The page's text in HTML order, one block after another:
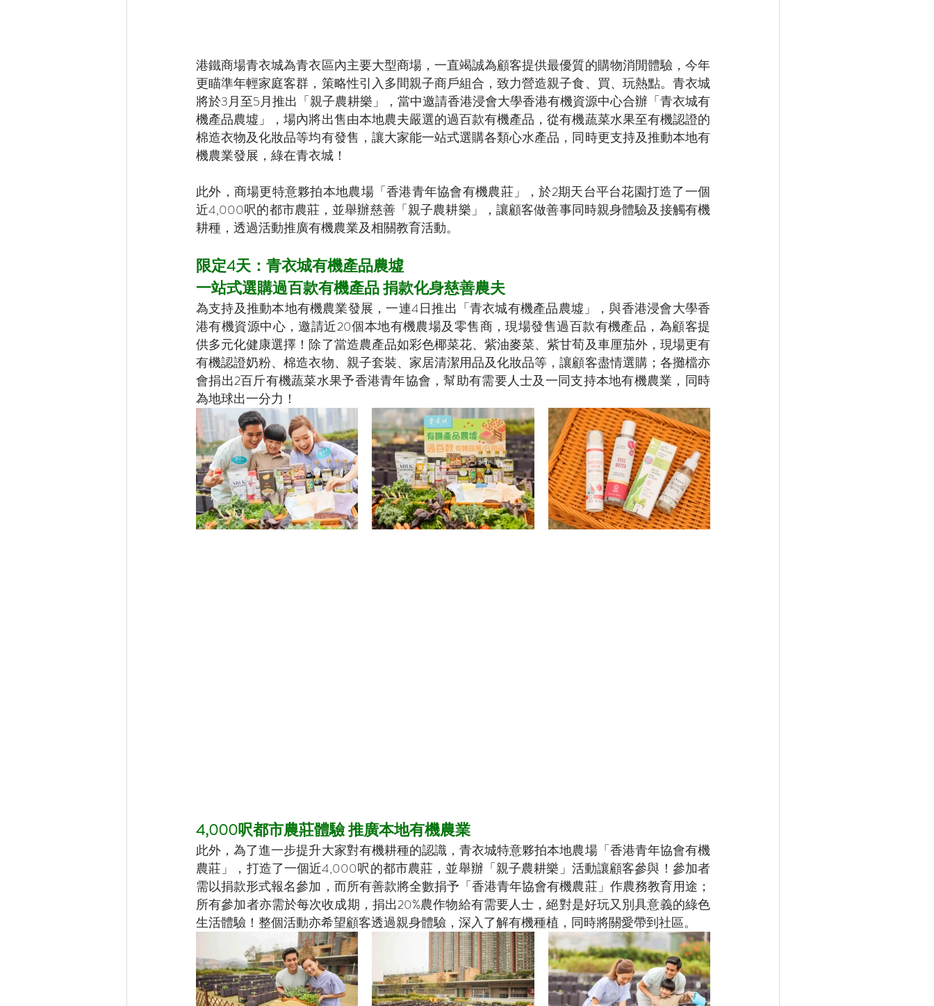
港鐵商場青衣城為青衣區內主要大型商場，一直竭誠為顧客提供最優質的購物消閒體驗，今年
更瞄準年輕家庭客群，策略性引入多間親子商戶組合，致力營造親子食、買、玩熱點。青衣城
將於3月至5月推出「親子農耕樂」，當中邀請香港浸會大學香港有機資源中心合辦「青衣城有
機產品農墟」，場內將出售由本地農夫嚴選的過百款有機產品，從有機蔬菜水果至有機認證的
棉造衣物及化妝品等均有發售，讓大家能一站式選購各類心水產品，同時更支持及推動本地有
機農業發展，綠在青衣城！
此外，商場更特意夥拍本地農場「香港青年協會有機農莊」，於2期天台平台花園打造了一個
近4,000呎的都市農莊，並舉辦慈善「親子農耕樂」，讓顧客做善事同時親身體驗及接觸有機
耕種，透過活動推廣有機農業及相關教育活動。
限定4天：青衣城有機產品農墟
一站式選購過百款有機產品 捐款化身慈善農夫
為支持及推動本地有機農業發展，一連4日推出「青衣城有機產品農墟」，與香港浸會大學香
港有機資源中心，邀請近20個本地有機農場及零售商，現場發售過百款有機產品，為顧客提
供多元化健康選擇！除了當造農產品如彩色椰菜花、紫油麥菜、紫甘荀及車厘茄外，現場更有
有機認證奶粉、棉造衣物、親子套裝、家居清潔用品及化妝品等，讓顧客盡情選購；各攤檔亦
會捐出2百斤有機蔬菜水果予香港青年協會，幫助有需要人士及一同支持本地有機農業，同時
為地球出一分力！
4,000呎都市農莊體驗 推廣本地有機農業
此外，為了進一步提升大家對有機耕種的認識，青衣城特意夥拍本地農場「香港青年協會有機
農莊」，打造了一個近4,000呎的都市農莊，並舉辦「親子農耕樂」活動讓顧客參與！參加者
需以捐款形式報名參加，而所有善款將全數捐予「香港青年協會有機農莊」作農務教育用途；
所有參加者亦需於每次收成期，捐出20%農作物給有需要人士，絕對是好玩又別具意義的綠色
生活體驗！整個活動亦希望顧客透過親身體驗，深入了解有機種植，同時將關愛帶到社區。